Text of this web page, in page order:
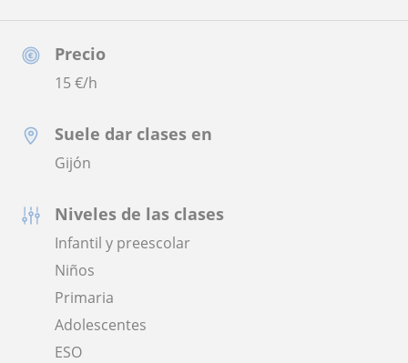
Precio
15€/h
Suele dar clases en
Gijón
Niveles de las clases
Infantil y preescolar
Niños
Primaria
Adolescentes
ESO